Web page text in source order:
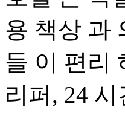
용 책상 과
들 이 편리
리퍼, 24